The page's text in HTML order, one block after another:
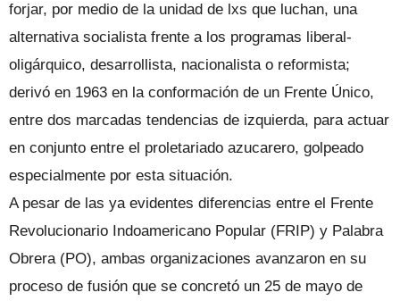
forjar, por medio de la unidad de lxs que luchan, una
alternativa socialista frente a los programas liberal-
oligárquico, desarrollista, nacionalista o reformista;
derivó en 1963 en la conformación de un Frente Único,
entre dos marcadas tendencias de izquierda, para actuar
en conjunto entre el proletariado azucarero, golpeado
especialmente por esta situación.
A pesar de las ya evidentes diferencias entre el Frente
Revolucionario Indoamericano Popular (FRIP) y Palabra
Obrera (PO), ambas organizaciones avanzaron en su
proceso de fusión que se concretó un 25 de mayo de